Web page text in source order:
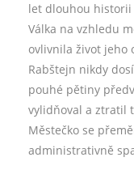
let dlouhou historii
Válka na vzhledu
ovlivnila život jeho
Rabštejn nikdy
pouhé pětiny
vylidňoval a ztratil
Městečko se
administrativně